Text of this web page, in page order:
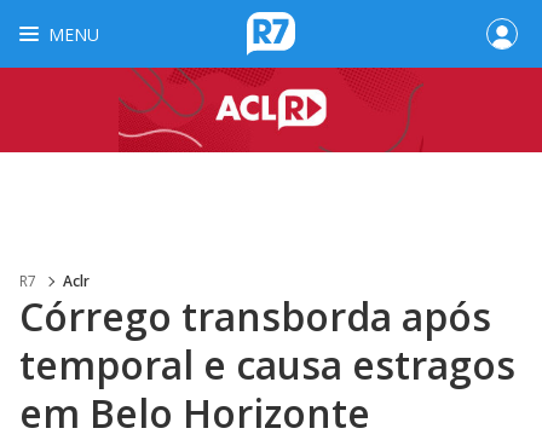
MENU
R7 Aclr
Córrego transborda após
temporal e causa estragos
em Belo Horizonte